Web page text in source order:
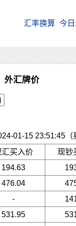
汇率换算 今
外汇牌价
01-15 23:51:45（
汇买入价 现钞
194.63
476.04
-
531.95